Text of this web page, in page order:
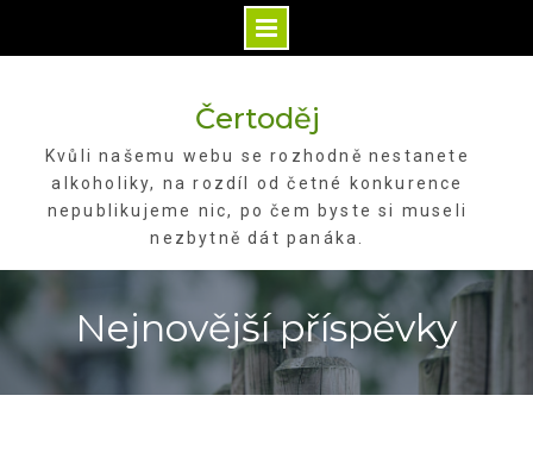
Čertoděj
Kvůli našemu webu se rozhodně nestanete
alkoholiky, na rozdíl od četné konkurence
nepublikujeme nic, po čem byste si museli
nezbytně dát panáka.
Nejnovější příspěvky